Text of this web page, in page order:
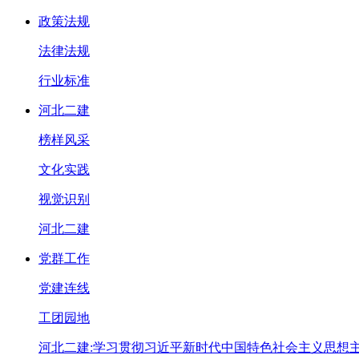
政策法规
法律法规
行业标准
河北二建
榜样风采
文化实践
视觉识别
河北二建
党群工作
党建连线
工团园地
河北二建:学习贯彻习近平新时代中国特色社会主义思想